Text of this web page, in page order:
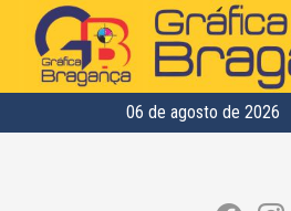
06 de agosto de 2026